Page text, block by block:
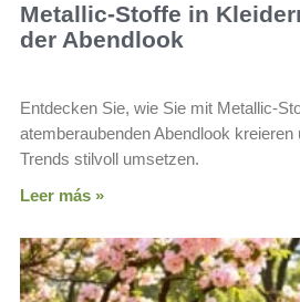
Metallic-Stoffe in
der Abendlook
Entdecken Sie, wie Sie mit Metallic-
atemberaubenden Abendlook
Trends stilvoll umsetzen.
Leer más »